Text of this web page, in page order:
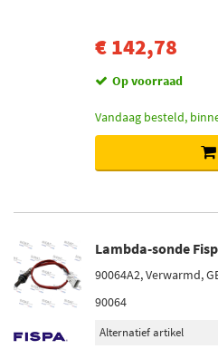
€ 142,78
Op voorraad
Vandaag besteld,
Lambda-sonde
90064A2, Verwarmd,
90064
Alternatief artikel